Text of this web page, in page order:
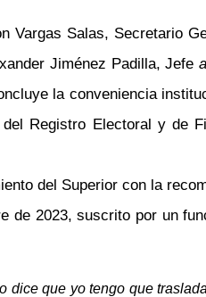
Vargas Salas, Secretario
Jiménez Padilla, Jefe
la conveniencia
Registro Electoral y de
del Superior con la
de 2023, suscrito por un
dice que yo tengo que